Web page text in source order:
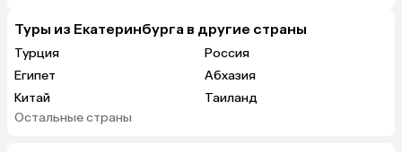
Туры из Екатеринбурга в другие страны
Турция
Россия
Египет
Абхазия
Китай
Таиланд
Вьетнам
Остальные страны